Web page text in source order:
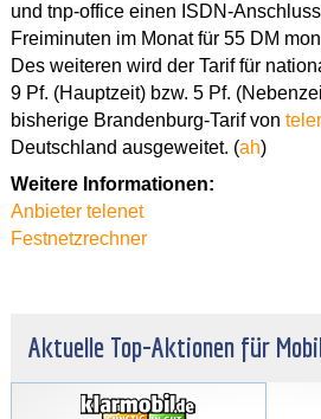
und tnp-office einen ISDN-
Freiminuten im Monat für 55 DM
Des weiteren wird der Tarif für
9 Pf. (Hauptzeit) bzw. 5 Pf.
bisherige Brandenburg-Tarif von
Deutschland ausgeweitet. (ah)
Weitere Informationen:
Anbieter telenet
Festnetzrechner
Aktuelle Top-Aktionen für